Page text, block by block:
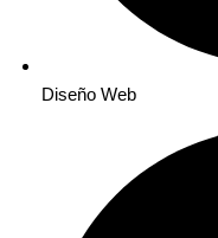
Diseño Web